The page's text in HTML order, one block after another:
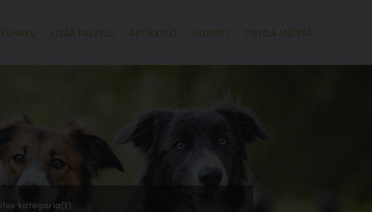
LISÄÄ PALVELU ARTIKKELIT UUTISET TIETOA MEISTÄ
kategoria(t)